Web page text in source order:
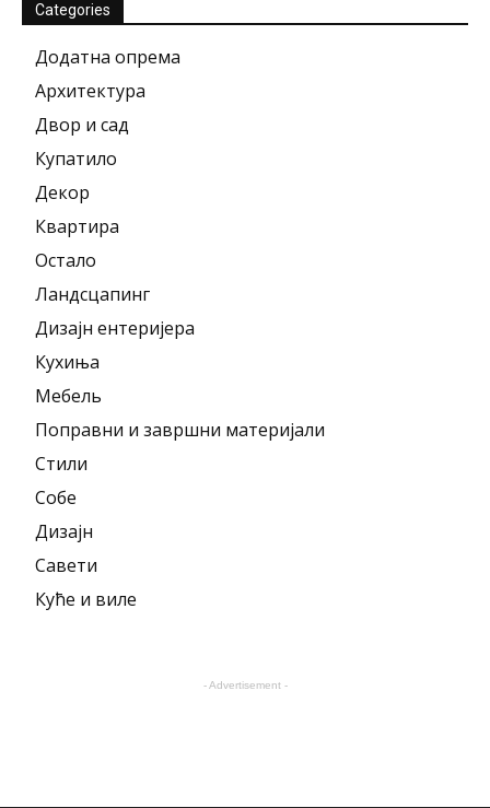
Categories
Додатна опрема
Архитектура
Двор и сад
Купатило
Декор
Квартира
Остало
Ландсцапинг
Дизајн ентеријера
Кухиња
Мебель
Поправни и завршни материјали
Стили
Собе
Дизајн
Савети
Куће и виле
- Advertisement -